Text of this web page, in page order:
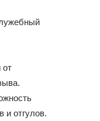
от
и отгулов.